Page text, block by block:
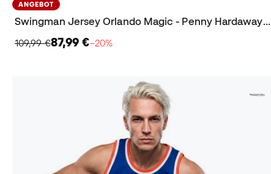
ANGEBOT
Swingman Jersey Orlando Magic - Penny Hardaway 1994-95 Trikot
109,99 €87,99 €−20%